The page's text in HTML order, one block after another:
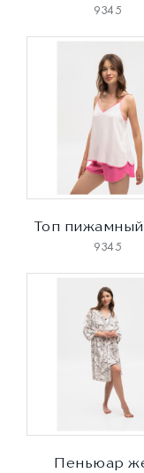
9345
Топ
9345
Пеньюар